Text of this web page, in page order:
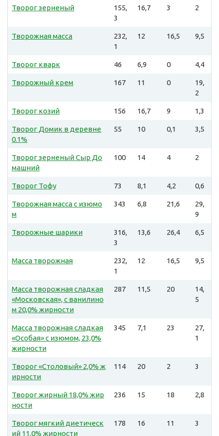
Творог зерненый
155,
3
16,7 3 2
Творожная масса
232,
1
12 16,5 9,5
Творог кварк 46 6,9 0 4,4
Творожный крем 167 11 0
19,
2
Творог козий 156 16,7 9 1,3
Творог Домик в деревне
0.1%
55 10 0,1 3,5
Творог зерненый Сыр До
машний
100 14 4 2
Творог Тофу 73 8,1 4,2 0,6
Творожная масса с изюмо
м
343 6,8 21,6
29,
9
Творожные шарики
316,
3
13,6 26,4 6,5
Масса творожная
232,
1
12 16,5 9,5
Масса творожная сладкая
«Московская», с ванилино
м 20,0% жирности
287 11,5 20
14,
5
Масса творожная сладкая
«Особая» с изюмом, 23,0%
жирности
345 7,1 23
27,
1
Творог «Столовый» 2,0% ж
ирности
114 20 2 3
Творог жирный 18,0% жир
ности
236 15 18 2,8
Творог мягкий диетическ
ий 11,0% жирности
178 16 11 3